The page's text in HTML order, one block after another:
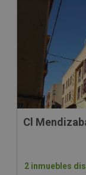
Cl
2 inmuebles